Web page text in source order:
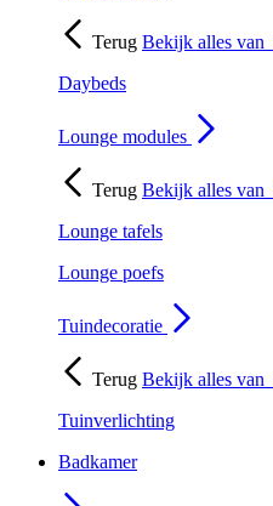
Terug Bekijk alles van
Daybeds
Lounge modules
Terug Bekijk alles van
Lounge tafels
Lounge poefs
Tuindecoratie
Terug Bekijk alles van
Tuinverlichting
Badkamer